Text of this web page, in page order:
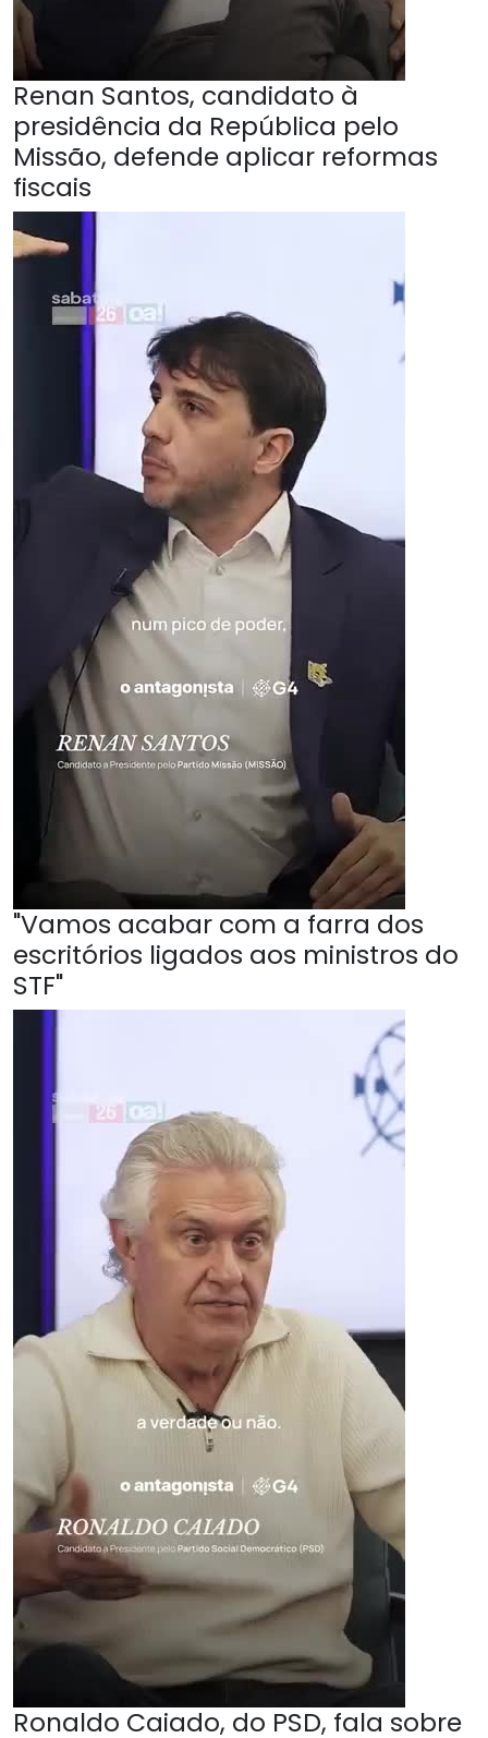
Renan Santos, candidato à
presidência da República pelo
Missão, defende aplicar reformas
fiscais
"Vamos acabar com a farra dos
escritórios ligados aos ministros do
STF"
Ronaldo Caiado, do PSD, fala sobre